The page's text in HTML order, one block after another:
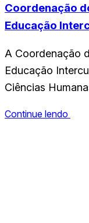
Março, através
Coordenação
Educação
A Coordenação
Educação
Ciências
Professor
Continue lendo